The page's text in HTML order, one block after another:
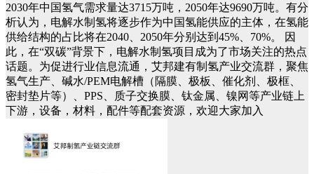
2030年中国氢气需求量达3715万吨，2050年达9690万吨。有分
析认为，电解水制氢将逐步作为中国氢能供应的主体，在氢能
供给结构的占比将在2040、2050年分别达到45%、70%。
因
此，在“双碳”背景下，电解水制氢项目成为了市场关注的热点
话题。为促进行业信息流通，艾邦建有制氢产业交流群，聚焦
氢气生产、碱水/PEM电解槽（隔膜、极板、催化剂、极框、
密封垫片等）、PPS、质子交换膜、钛金属、镍网等产业链上
下游，设备，材料，配件等配套资源，欢迎大家加入